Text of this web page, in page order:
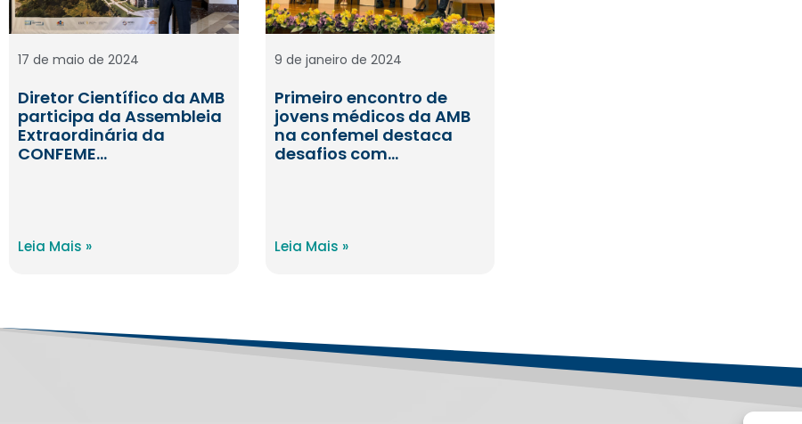
Diretor Científico da AMB
participa da Assembleia
Extraordinária da
CONFEME…
17 de maio de 2024
Leia Mais »
Primeiro encontro de
jovens médicos da AMB
na confemel destaca
desafios com…
9 de janeiro de 2024
Leia Mais »